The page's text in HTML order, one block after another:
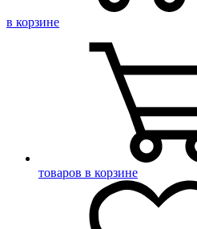
в корзине
товаров в корзине